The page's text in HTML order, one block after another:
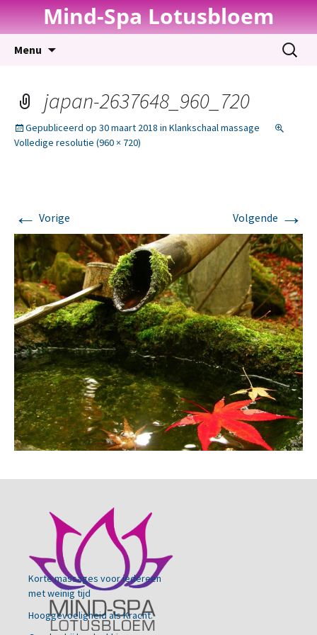
Mind-Spa Lotusbloem
Menu
Zoeken
naar:
japan-2637648_960_720
Gepubliceerd op 30 maart 2018 in Klankschaal massage
Volledige resolutie (960 × 720)
← Vorige Volgende →
Korte massages voor iedereen
met weinig tijd
Hooggevoeligheid als Kracht.